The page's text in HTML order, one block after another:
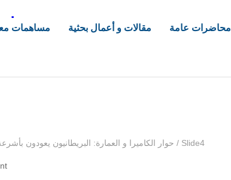
د.
مساهمات مقالات و أعمال بحثية محاضرات عامة
حوار الكاميرا و العمارة: البريطانيون يعودون / Slide4